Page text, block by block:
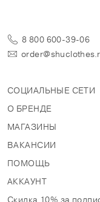
8 800 600-39-06
СОЦИАЛЬНЫЕ СЕТИ
О БРЕНДЕ
МАГАЗИНЫ
ВАКАНСИИ
ПОМОЩЬ
АККАУНТ
Скидка 10% за